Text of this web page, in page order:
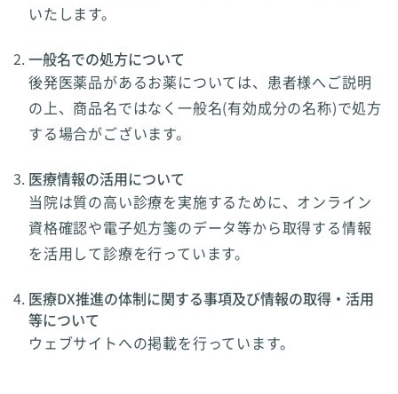
いたします。
一般名での処方について
後発医薬品があるお薬については、患者様へご説明
の上、商品名ではなく一般名(有効成分の名称)で処方
する場合がございます。
医療情報の活用について
当院は質の高い診療を実施するために、オンライン
資格確認や電子処方箋のデータ等から取得する情報
を活用して診療を行っています。
医療DX推進の体制に関する事項及び情報の取得・活用
等について
ウェブサイトへの掲載を行っています。